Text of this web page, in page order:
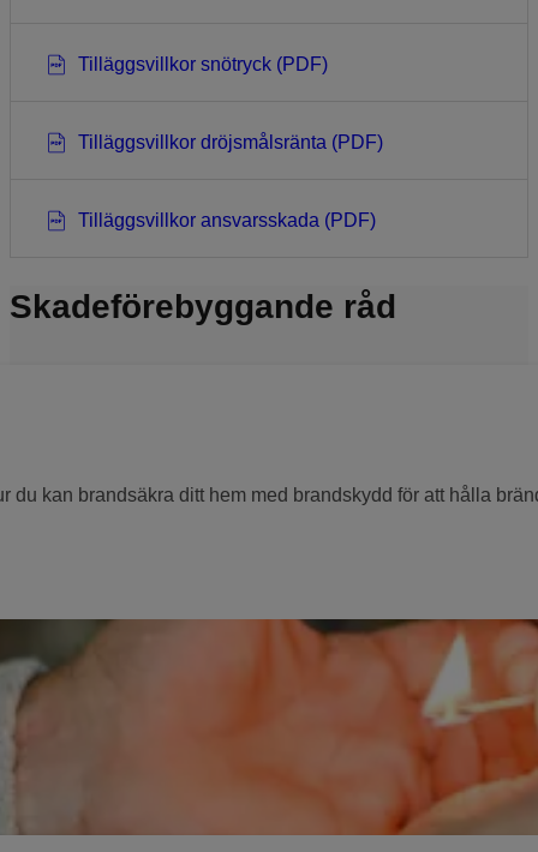
Tilläggsvillkor snötryck (PDF)
Tilläggsvillkor dröjsmålsränta (PDF)
Tilläggsvillkor ansvarsskada (PDF)
Skadeförebyggande råd
kan brandsäkra ditt hem med brandskydd för att hålla